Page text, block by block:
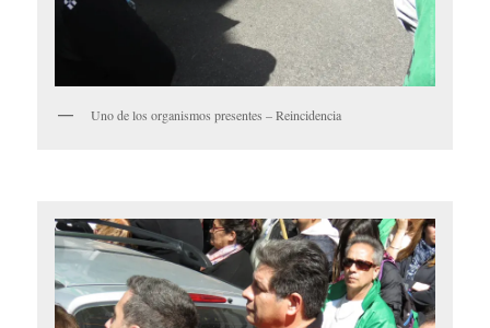
Uno de los organismos presentes – Reincidencia